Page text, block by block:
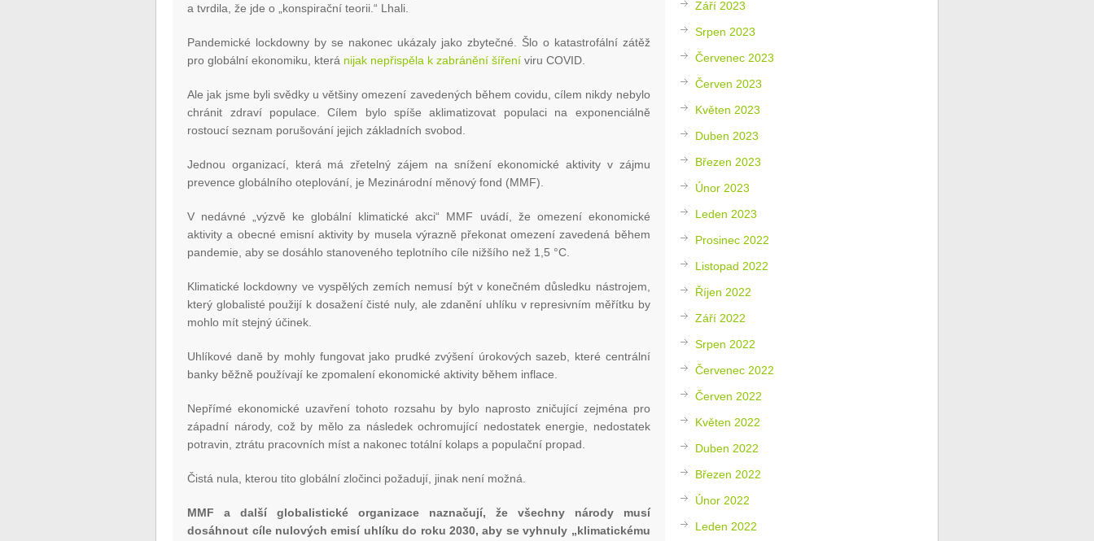
a tvrdila, že jde o „konspirační teorii.“ Lhali.
Pandemické lockdowny by se nakonec ukázaly jako zbytečné. Šlo o katastrofální zátěž
pro globální ekonomiku, která nijak nepřispěla k zabránění šíření viru COVID.
Ale jak jsme byli svědky u většiny omezení zavedených během covidu, cílem nikdy nebylo
chránit zdraví populace. Cílem bylo spíše aklimatizovat populaci na exponenciálně
rostoucí seznam porušování jejich základních svobod.
Jednou organizací, která má zřetelný zájem na snížení ekonomické aktivity v zájmu
prevence globálního oteplování, je Mezinárodní měnový fond (MMF).
V nedávné „výzvě ke globální klimatické akci“ MMF uvádí, že omezení ekonomické
aktivity a obecné emisní aktivity by musela výrazně překonat omezení zavedená během
pandemie, aby se dosáhlo stanoveného teplotního cíle nižšího než 1,5 °C.
Klimatické lockdowny ve vyspělých zemích nemusí být v konečném důsledku nástrojem,
který globalisté použijí k dosažení čisté nuly, ale zdanění uhlíku v represivním měřítku by
mohlo mít stejný účinek.
Uhlíkové daně by mohly fungovat jako prudké zvýšení úrokových sazeb, které centrální
banky běžně používají ke zpomalení ekonomické aktivity během inflace.
Nepřímé ekonomické uzavření tohoto rozsahu by bylo naprosto zničující zejména pro
západní národy, což by mělo za následek ochromující nedostatek energie, nedostatek
potravin, ztrátu pracovních míst a nakonec totální kolaps a populační propad.
Čistá nula, kterou tito globální zločinci požadují, jinak není možná.
MMF a další globalistické organizace naznačují, že všechny národy musí
dosáhnout cíle nulových emisí uhlíku do roku 2030, aby se vyhnuly „klimatickému
Září 2023
Srpen 2023
Červenec 2023
Červen 2023
Květen 2023
Duben 2023
Březen 2023
Únor 2023
Leden 2023
Prosinec 2022
Listopad 2022
Říjen 2022
Září 2022
Srpen 2022
Červenec 2022
Červen 2022
Květen 2022
Duben 2022
Březen 2022
Únor 2022
Leden 2022